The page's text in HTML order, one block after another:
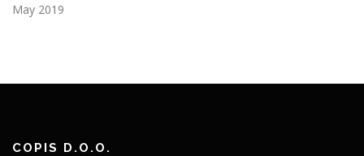
May 2019
COPIS D.O.O.